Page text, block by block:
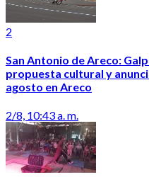
2
San Antonio de Areco:
propuesta cultural y
agosto en Areco
2/8, 10:43 a. m.